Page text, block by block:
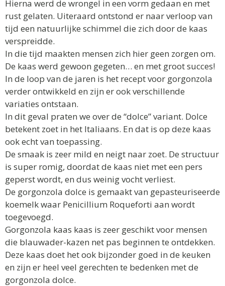
Hierna werd de wrongel in een vorm gedaan en met
rust gelaten. Uiteraard ontstond er naar verloop van
tijd een natuurlijke schimmel die zich door de kaas
verspreidde.
In die tijd maakten mensen zich hier geen zorgen om.
De kaas werd gewoon gegeten… en met groot succes!
In de loop van de jaren is het recept voor gorgonzola
verder ontwikkeld en zijn er ook verschillende
variaties ontstaan.
In dit geval praten we over de “dolce” variant. Dolce
betekent zoet in het Italiaans. En dat is op deze kaas
ook echt van toepassing.
De smaak is zeer mild en neigt naar zoet. De structuur
is super romig, doordat de kaas niet met een pers
geperst wordt, en dus weinig vocht verliest.
De gorgonzola dolce is gemaakt van gepasteuriseerde
koemelk waar Penicillium Roqueforti aan wordt
toegevoegd.
Gorgonzola kaas kaas is zeer geschikt voor mensen
die blauwader-kazen net pas beginnen te ontdekken.
Deze kaas doet het ook bijzonder goed in de keuken
en zijn er heel veel gerechten te bedenken met de
gorgonzola dolce.